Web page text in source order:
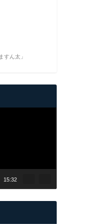
すん太」
15:32